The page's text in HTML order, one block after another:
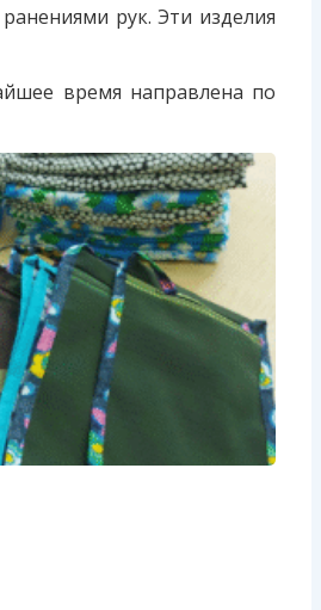
рук. Эти изделия
время направлена по